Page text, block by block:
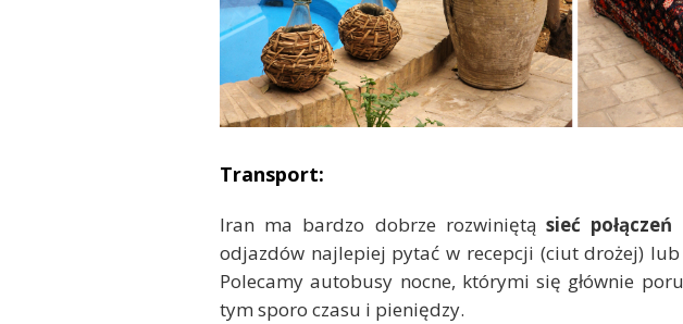
Transport:
Iran ma bardzo dobrze rozwiniętąsieć
odjazdów najlepiej pytać w recepcji (ciut drożej)
Polecamy autobusy nocne, którymi się głównie
tym sporo czasu i pieniędzy.